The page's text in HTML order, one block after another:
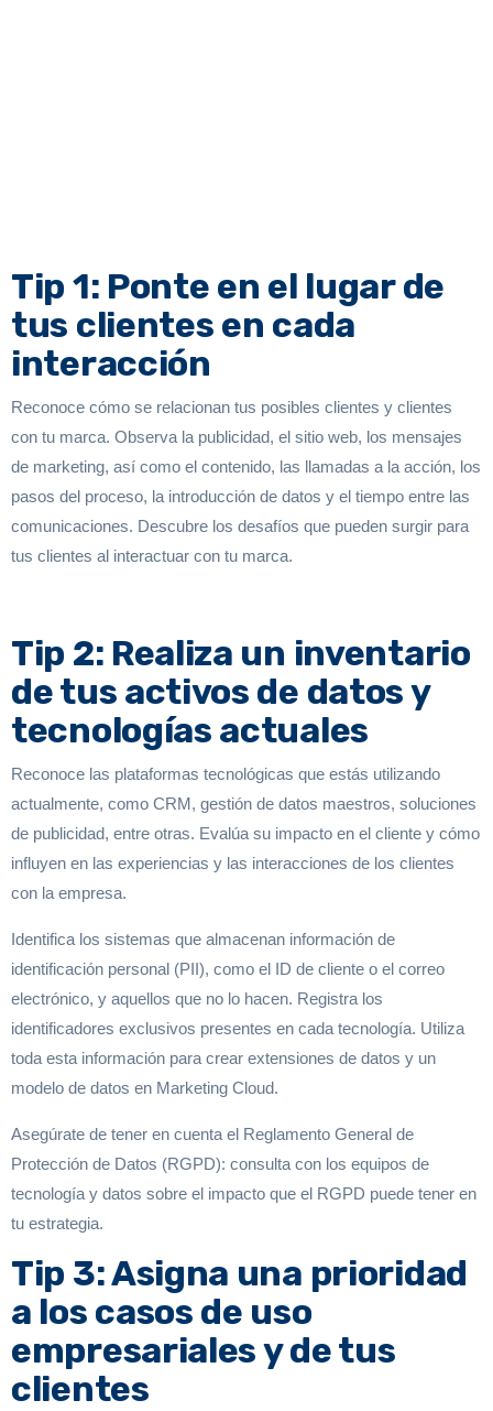
Tip 1: Ponte en el lugar de
tus clientes en cada
interacción
Reconoce cómo se relacionan tus posibles clientes y clientes
con tu marca. Observa la publicidad, el sitio web, los mensajes
de marketing, así como el contenido, las llamadas a la acción, los
pasos del proceso, la introducción de datos y el tiempo entre las
comunicaciones. Descubre los desafíos que pueden surgir para
tus clientes al interactuar con tu marca.
Tip 2: Realiza un inventario
de tus activos de datos y
tecnologías actuales
Reconoce las plataformas tecnológicas que estás utilizando
actualmente, como CRM, gestión de datos maestros, soluciones
de publicidad, entre otras. Evalúa su impacto en el cliente y cómo
influyen en las experiencias y las interacciones de los clientes
con la empresa.
Identifica los sistemas que almacenan información de
identificación personal (PII), como el ID de cliente o el correo
electrónico, y aquellos que no lo hacen. Registra los
identificadores exclusivos presentes en cada tecnología. Utiliza
toda esta información para crear extensiones de datos y un
modelo de datos en Marketing Cloud.
Asegúrate de tener en cuenta el Reglamento General de
Protección de Datos (RGPD): consulta con los equipos de
tecnología y datos sobre el impacto que el RGPD puede tener en
tu estrategia.
Tip 3: Asigna una prioridad
a los casos de uso
empresariales y de tus
clientes